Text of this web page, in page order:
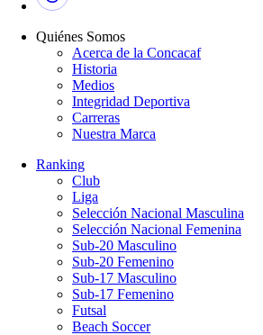
Quiénes Somos
Acerca de la Concacaf
Historia
Medios
Integridad Deportiva
Carreras
Nuestra Marca
Ranking
Club
Liga
Selección Nacional Masculina
Selección Nacional Femenina
Sub-20 Masculino
Sub-20 Femenino
Sub-17 Masculino
Sub-17 Femenino
Futsal
Beach Soccer